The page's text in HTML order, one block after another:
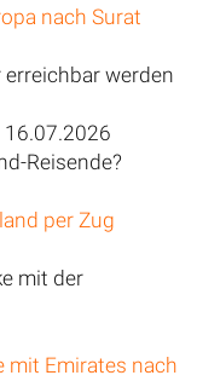
nach Surat
werden
16.07.2026
Reisende?
per Zug
mit der
mit Emirates nach